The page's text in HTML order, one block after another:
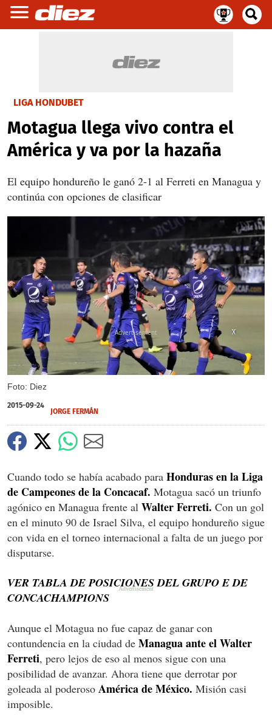
LIGA HONDUBET
Motagua llega vivo contra el
América y va por la hazaña
El equipo hondureño le ganó 2-1 al Ferreti en Managua y
continúa con opciones de clasificar
Foto: Diez
X
X
X
2015-09-24
JORGE FERMÁN
Cuando todo se había acabado para Honduras en la Liga
de Campeones de la Concacaf. Motagua sacó un triunfo
agónico en Managua frente al Walter Ferreti. Con un gol
en el minuto 90 de Israel Silva, el equipo hondureño sigue
con vida en el torneo internacional a falta de un juego por
disputarse.
VER TABLA DE POSICIONES DEL GRUPO E DE
CONCACHAMPIONS
Aunque el Motagua no fue capaz de ganar con
contundencia en la ciudad de Managua ante el Walter
Ferreti, pero lejos de eso al menos sigue con una
posibilidad de avanzar. Ahora tiene que derrotar por
goleada al poderoso América de México. Misión casi
imposible.